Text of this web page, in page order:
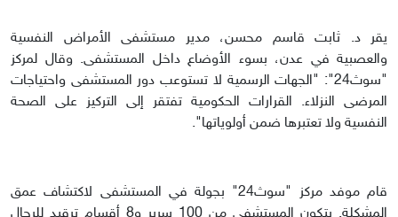
يقر د. ثابت قاسم محسن، مدير مستشفى الأمراض النفسية
والعصبية في عدن، بسوء الأوضاع داخل المستشفى. وقال لمركز
"سوث24": "الجهات الرسمية لا تستوعب دور المستشفى واحتياجات
المرضى النزلاء. القرارات الحكومية تفتقر إلى التركيز على الصحة
النفسية ولا تعتبرها ضمن أولوياتها".
قام موفد مركز "سوث24" بجولة في المستشفى لاكتشاف عمق